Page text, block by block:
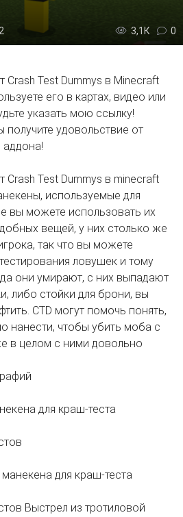
3,1К 0
Crash Test Dummys в Minecraft
его в картах, видео или
указать мою ссылку!
удовольствие от
аддона!
Crash Test Dummys в minecraft
используемые для
вы можете использовать их
вещей, у них столько же
так что вы можете
ловушек и тому
они умирают, с них выпадают
либо стойки для брони, вы
CTD могут помочь понять,
нанести, чтобы убить моба с
в целом с ними довольно
для краш-теста
для краш-теста
Выстрел из тротиловой